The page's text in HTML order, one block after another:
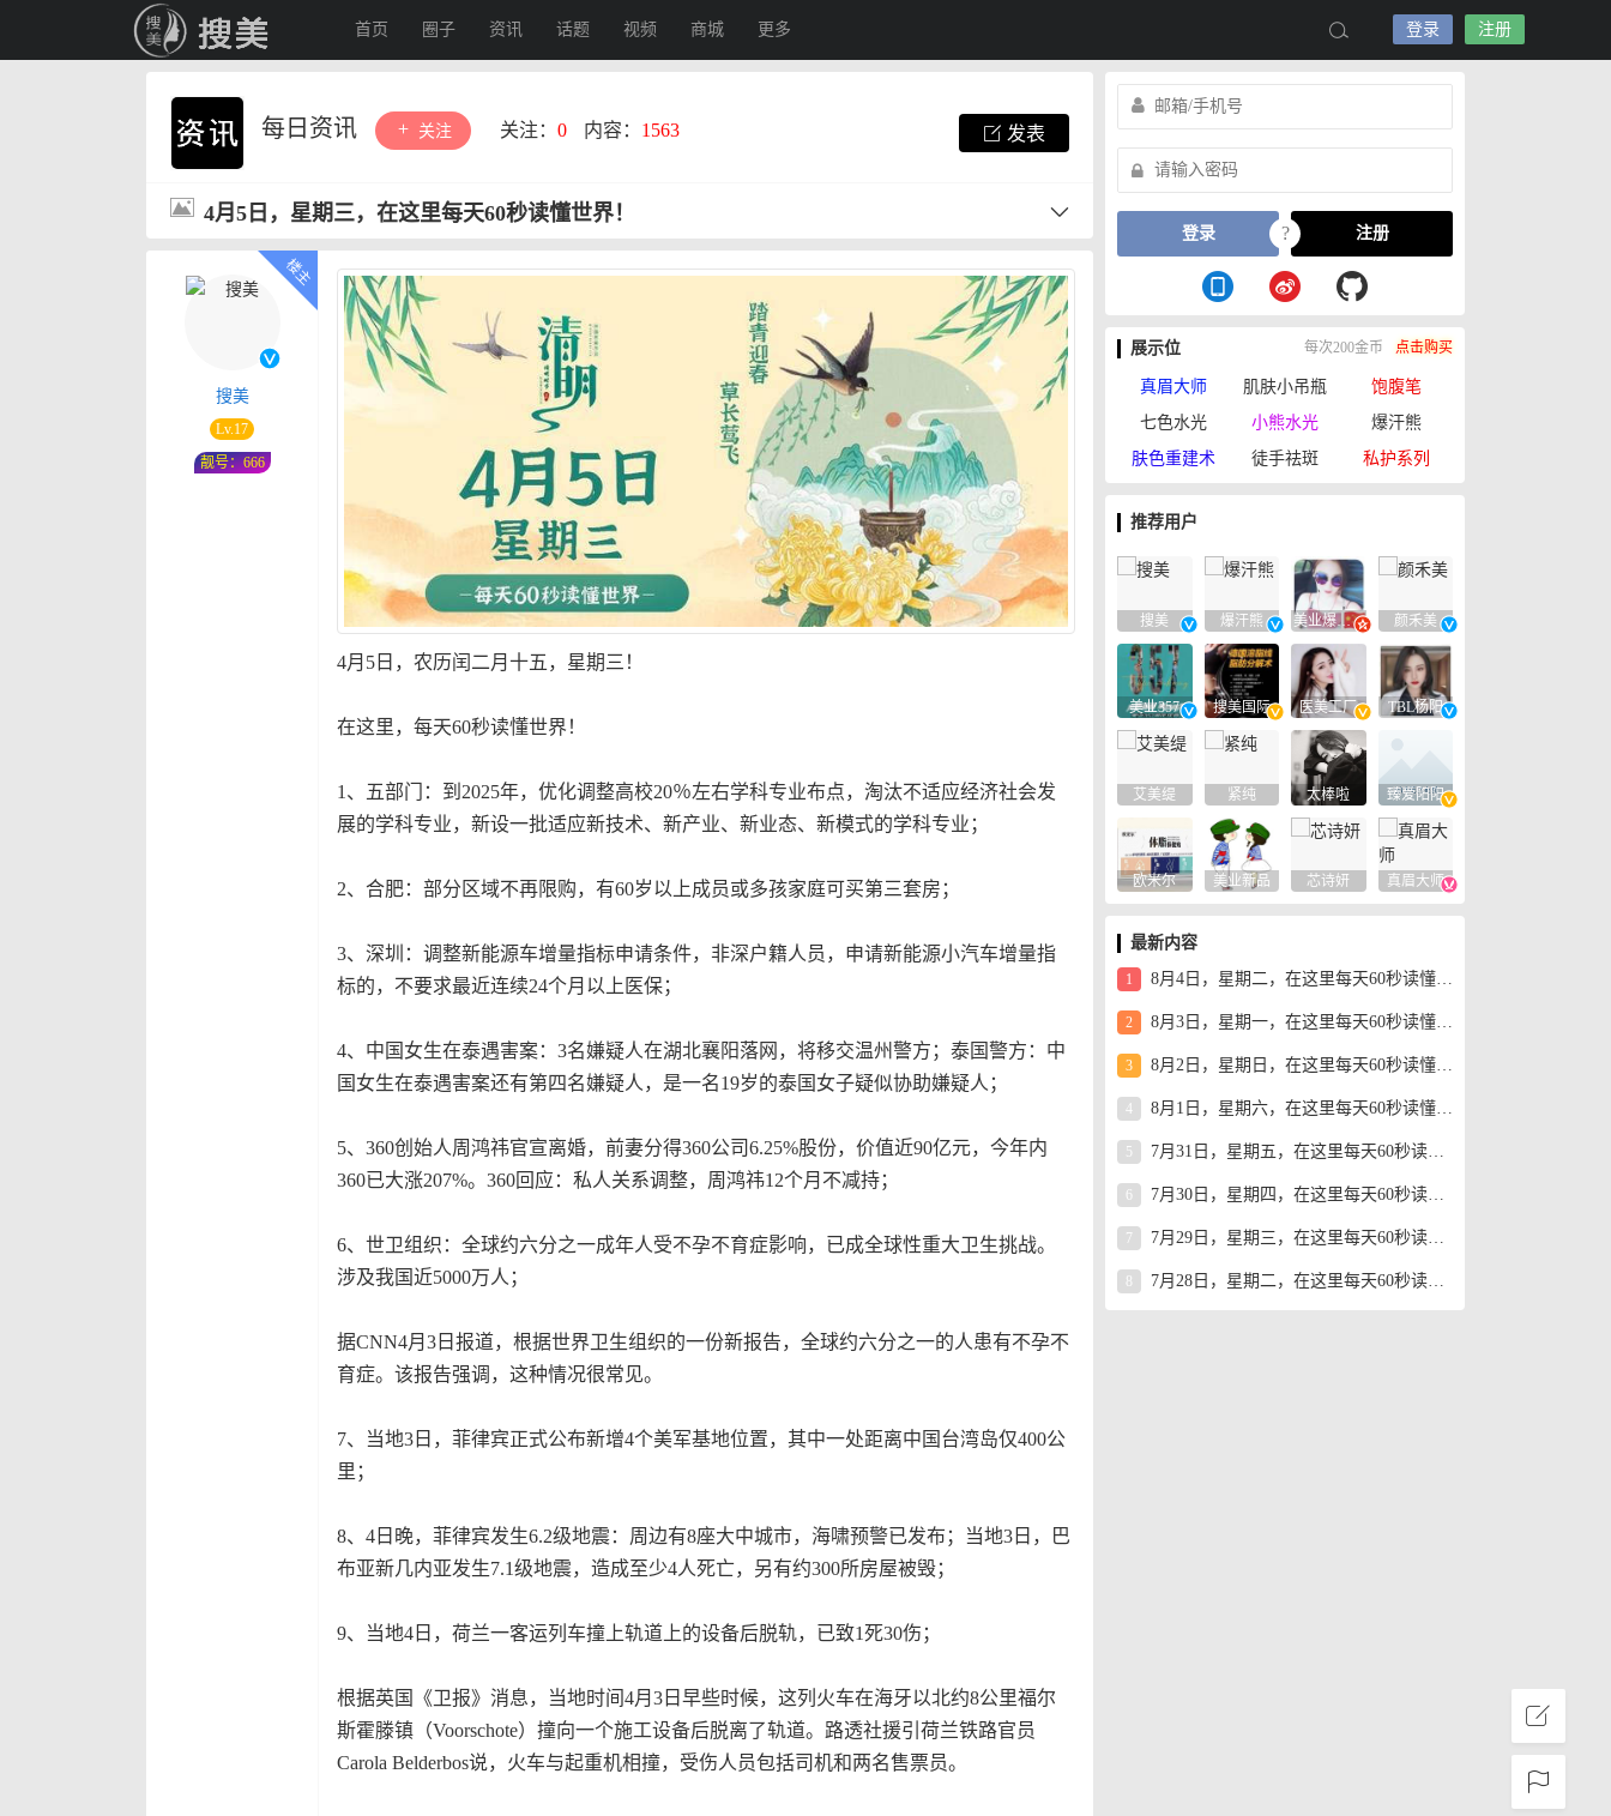
首页 圈子 资讯 话题 视频 商城 更多 登录 注册
每日资讯 关注 关注： 0 内容： 1563 发表
4月5日，星期三，在这里每天60秒读懂世界！
搜美
Lv.17
靓号：666
4月5日，农历闰二月十五，星期三！
在这里，每天60秒读懂世界！
1、五部门：到2025年，优化调整高校20％左右学科专业布点，淘汰不适应经济社会发
展的学科专业，新设一批适应新技术、新产业、新业态、新模式的学科专业；
2、合肥：部分区域不再限购，有60岁以上成员或多孩家庭可买第三套房；
3、深圳：调整新能源车增量指标申请条件，非深户籍人员，申请新能源小汽车增量指
标的，不要求最近连续24个月以上医保；
4、中国女生在泰遇害案：3名嫌疑人在湖北襄阳落网，将移交温州警方；泰国警方：中
国女生在泰遇害案还有第四名嫌疑人，是一名19岁的泰国女子疑似协助嫌疑人；
5、360创始人周鸿祎官宣离婚，前妻分得360公司6.25%股份，价值近90亿元，今年内
360已大涨207%。360回应：私人关系调整，周鸿祎12个月不减持；
6、世卫组织：全球约六分之一成年人受不孕不育症影响，已成全球性重大卫生挑战。
涉及我国近5000万人；
据CNN4月3日报道，根据世界卫生组织的一份新报告，全球约六分之一的人患有不孕不
育症。该报告强调，这种情况很常见。
7、当地3日，菲律宾正式公布新增4个美军基地位置，其中一处距离中国台湾岛仅400公
里；
8、4日晚，菲律宾发生6.2级地震：周边有8座大中城市，海啸预警已发布；当地3日，巴
布亚新几内亚发生7.1级地震，造成至少4人死亡，另有约300所房屋被毁；
9、当地4日，荷兰一客运列车撞上轨道上的设备后脱轨，已致1死30伤；
根据英国《卫报》消息，当地时间4月3日早些时候，这列火车在海牙以北约8公里福尔
斯霍滕镇（Voorschote）撞向一个施工设备后脱离了轨道。路透社援引荷兰铁路官员
Carola Belderbos说，火车与起重机相撞，受伤人员包括司机和两名售票员。
登录 ? 注册
展示位 每次200金币 点击购买
真眉大师 肌肤小吊瓶
饱腹笔
七色水光
小熊水光
爆汗熊
肤色重建术
徒手祛斑 私护系列
推荐用户
搜美 爆汗熊 美业爆款平台 颜禾美
美业357 搜美国际 医美工厂 TBL杨阳
艾美缇 紧纯 太棒啦 臻爱阳阳
欧米尔 美业新品 芯诗妍 真眉大师
最新内容
1 8月4日，星期二，在这里每天60秒读懂世界！
2 8月3日，星期一，在这里每天60秒读懂世界！
3 8月2日，星期日，在这里每天60秒读懂世界！
4 8月1日，星期六，在这里每天60秒读懂世界！
5 7月31日，星期五，在这里每天60秒读懂世界！
6 7月30日，星期四，在这里每天60秒读懂世界！
7 7月29日，星期三，在这里每天60秒读懂世界！
7月28日，星期二，在这里每天60秒读懂世界！